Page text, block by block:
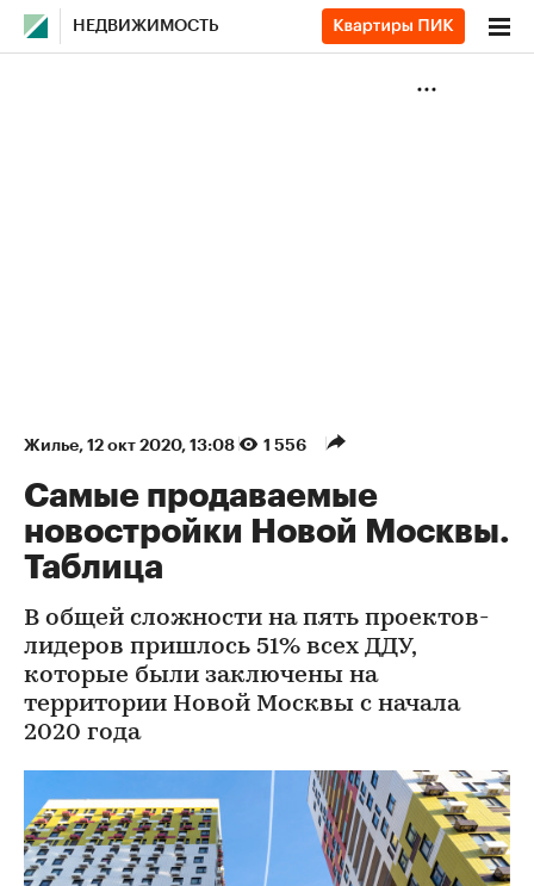
НЕДВИЖИМОСТЬ
Жилье⁠, 12 окт 2020, 13:08 1 556
Самые продаваемые
новостройки Новой Москвы.
Таблица
В общей сложности на пять проектов-
лидеров пришлось 51% всех ДДУ,
которые были заключены на
территории Новой Москвы с начала
2020 года